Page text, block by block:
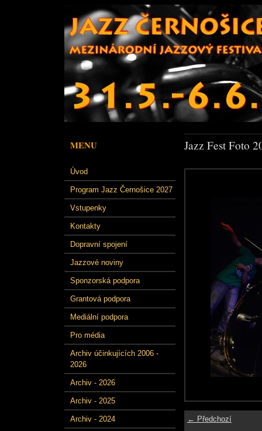
MENU
Úvod
Program Jazz Černošice 2027
Vstupenky
Kontakty
Dopravní spojení
Jazzové noviny
Sponzorská podpora
Grantová podpora
Mediální podpora
Pro média
Archiv účinkujících 2006 -
2026
Archiv - 2026
Archiv - 2025
Archiv - 2024
Jazz Fest Foto
← Předchozí